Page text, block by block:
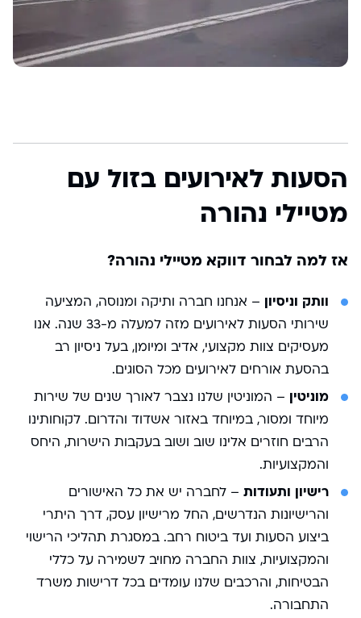
הסעות לאירועים בזול עם
מטיילי נהורה
אז למה לבחור דווקא מטיילי נהורה?
וותק וניסיון – אנחנו חברה ותיקה ומנוסה, המציעה
שירותי הסעות לאירועים מזה למעלה מ-33 שנה. אנו
מעסיקים צוות מקצועי, אדיב ומיומן, בעל ניסיון רב
בהסעת אורחים לאירועים מכל הסוגים.
מוניטין – המוניטין שלנו נצבר לאורך שנים של שירות
מיוחד ומסור, במיוחד באזור אשדוד והדרום. לקוחותינו
הרבים חוזרים אלינו שוב ושוב בעקבות הישרות, היחס
והמקצועיות.
רישיון ותעודות – לחברה יש את כל האישורים
והרישיונות הנדרשים, החל מרישיון עסק, דרך היתרי
ביצוע הסעות ועד ביטוח רחב. במסגרת תהליכי הרישוי
והמקצועיות, צוות החברה מחויב לשמירה על כללי
הבטיחות, והרכבים שלנו עומדים בכל דרישות משרד
התחבורה.